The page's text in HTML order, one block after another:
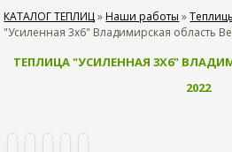
КАТАЛОГ ТЕПЛИЦ» Наши работы »
"Усиленная 3х6" Владимирская область
ТЕПЛИЦА "УСИЛЕННАЯ 3Х6"
2022